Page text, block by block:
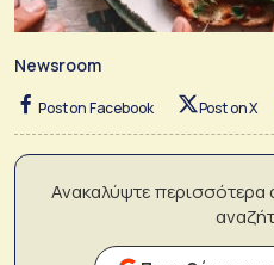
Newsroom
Post on Facebook Post on X
Ανακαλύψτε